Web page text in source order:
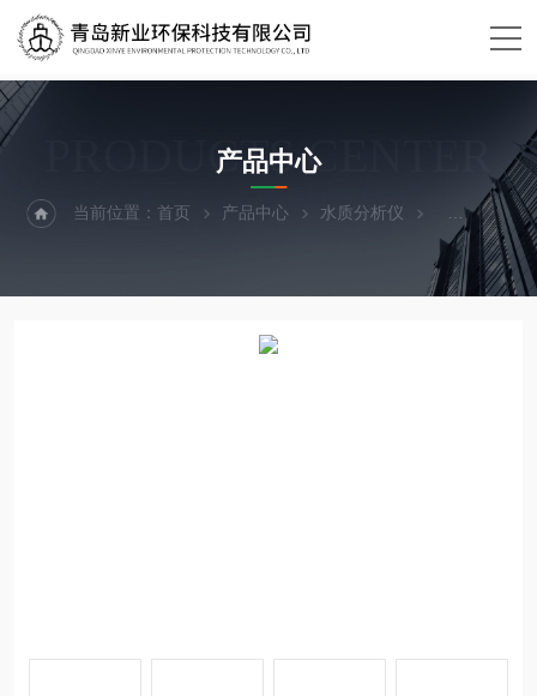
PRODUCTS CENTER
产品中心
当前位置：首页 产品中心 水质分析仪 叶绿素分析仪